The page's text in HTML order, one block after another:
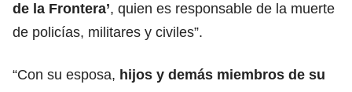
de la Frontera’, quien es responsable de la muerte
de policías, militares y civiles”.
“Con su esposa, hijos y demás miembros de su